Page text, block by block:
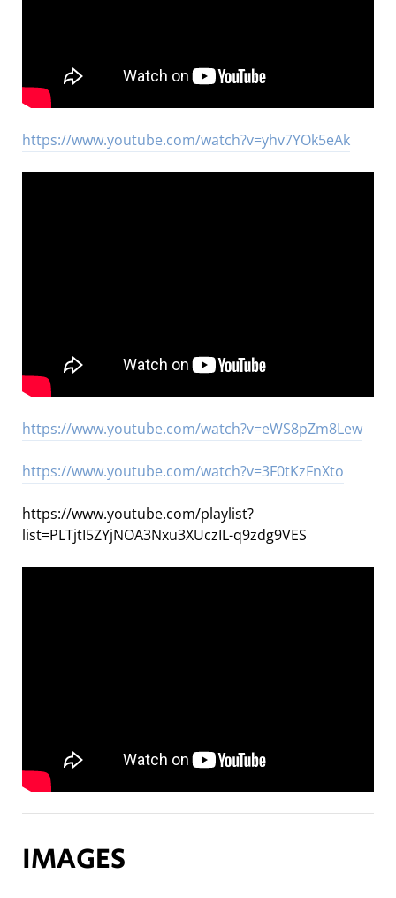
https://www.youtube.com/watch?v=yhv7YOk5eAk
https://www.youtube.com/watch?v=eWS8pZm8Lew
https://www.youtube.com/watch?v=3F0tKzFnXto
https://www.youtube.com/playlist?
list=PLTjtI5ZYjNOA3Nxu3XUczIL-q9zdg9VES
IMAGES